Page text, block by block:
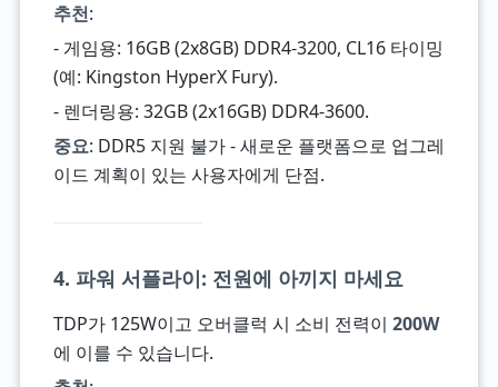
추천:
- 게임용: 16GB (2x8GB) DDR4-3200, CL16 타이밍
(예: Kingston HyperX Fury).
- 렌더링용: 32GB (2x16GB) DDR4-3600.
중요: DDR5 지원 불가 - 새로운 플랫폼으로 업그레
이드 계획이 있는 사용자에게 단점.
4. 파워 서플라이: 전원에 아끼지 마세요
TDP가 125W이고 오버클럭 시 소비 전력이 200W
에 이를 수 있습니다.